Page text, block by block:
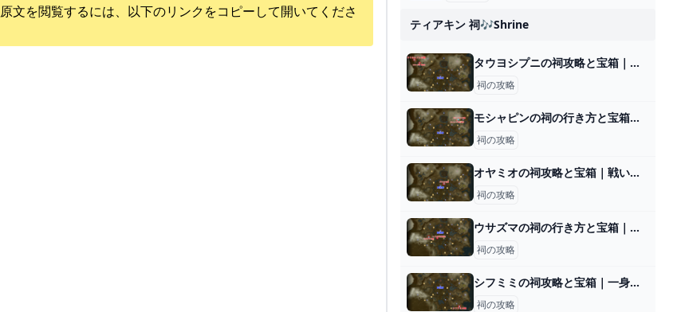
原文を閲覧するには、以下のリンクをコピーして開いてくださ
ティアキン 祠🎶shrine
タウヨシプニの祠攻略と宝箱｜進むか戻るか
祠の攻略
モシャピンの祠の行き方と宝箱｜ラウルの祝福
祠の攻略
オヤミオの祠攻略と宝箱｜戦いの教え 投げの極意
祠の攻略
ウサズマの祠の行き方と宝箱｜ラウルの祝福
祠の攻略
シフミミの祠攻略と宝箱｜一身の戦い 水流
祠の攻略